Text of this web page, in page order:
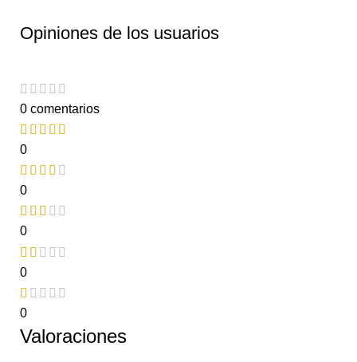
Opiniones de los usuarios
0 comentarios
0
0
0
0
0
Valoraciones